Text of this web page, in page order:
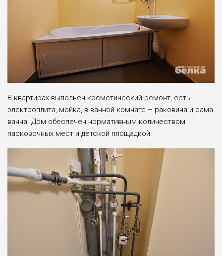
В квартирах выполнен косметический ремонт, есть
электроплита, мойка, в ванной комнате – раковина и сама
ванна. Дом обеспечен нормативным количеством
парковочных мест и детской площадкой.